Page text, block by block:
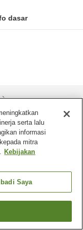
dasar
serta lalu
informasi
mitra
Kebijakan
Saya